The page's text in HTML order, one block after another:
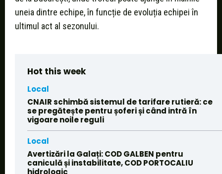
uneia dintre echipe, în funcție de evoluția echipei în
ultimul act al sezonului.
Hot this week
Local
CNAIR schimbă sistemul de tarifare rutieră: ce
se pregătește pentru șoferi și când intră în
vigoare noile reguli
Local
Avertizări la Galați: COD GALBEN pentru
caniculă și instabilitate, COD PORTOCALIU